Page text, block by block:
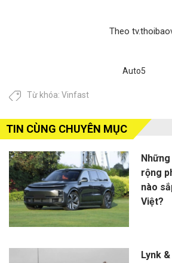
Theo
Auto5
Từ khóa: Vinfast
TIN CÙNG CHUYÊN MỤC
rộng
nào
Việt?
Lynk